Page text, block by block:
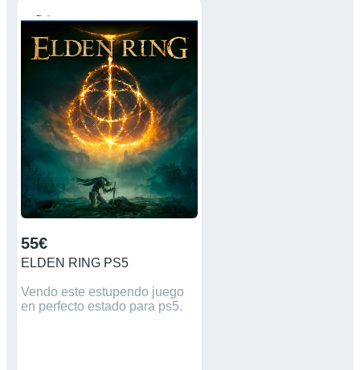
55€
ELDEN RING PS5
Vendo este estupendo juego
en perfecto estado para ps5.